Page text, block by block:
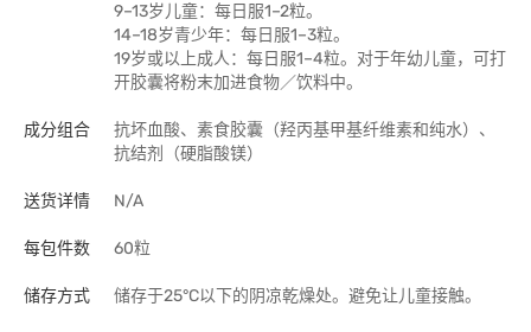
9–13岁儿童：每日服1–2粒。
14–18岁青少年：每日服1–3粒。
19岁或以上成人：每日服1–4粒。对于年幼儿童，可打
开胶囊将粉末加进食物／饮料中。
成分组合
抗坏血酸、素食胶囊（羟丙基甲基纤维素和纯水）、
抗结剂（硬脂酸镁）
送货详情 N/A
每包件数 60粒
储存方式 储存于25°C以下的阴凉乾燥处。避免让儿童接触。